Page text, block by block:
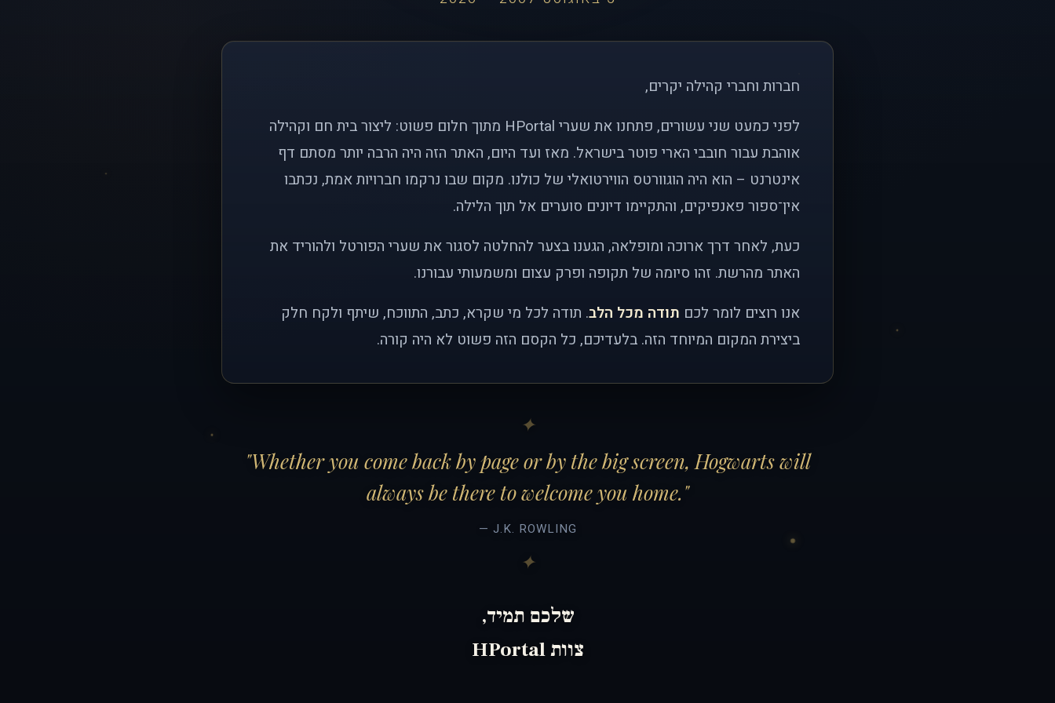
חברות וחברי קהילה יקרים,
לפני כמעט שני עשורים, פתחנו את שערי HPortal מתוך חלום פשוט: ליצור בית חם וקהילה
אוהבת עבור חובבי הארי פוטר בישראל. מאז ועד היום, האתר הזה היה הרבה יותר מסתם דף
אינטרנט – הוא היה הוגוורטס הווירטואלי של כולנו. מקום שבו נרקמו חברויות אמת, נכתבו
אין־ספור פאנפיקים, והתקיימו דיונים סוערים אל תוך הלילה.
כעת, לאחר דרך ארוכה ומופלאה, הגענו בצער להחלטה לסגור את שערי הפורטל ולהוריד את
האתר מהרשת. זהו סיומה של תקופה ופרק עצום ומשמעותי עבורנו.
אנו רוצים לומר לכם תודה מכל הלב. תודה לכל מי שקרא, כתב, התווכח, שיתף ולקח חלק
ביצירת המקום המיוחד הזה. בלעדיכם, כל הקסם הזה פשוט לא היה קורה.
"Whether you come back by page or by the big screen, Hogwarts will
always be there to welcome you home."
— J.K. ROWLING
שלכם תמיד,
צוות HPortal